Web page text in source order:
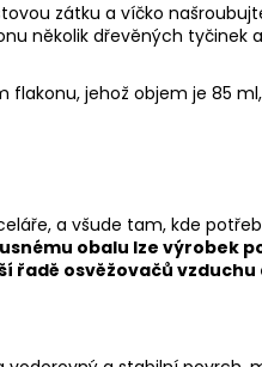
zátku a víčko
několik dřevěných
flakonu, jehož objem je 85
a všude tam, kde
obalu lze výrobek
řadě osvěžovačů